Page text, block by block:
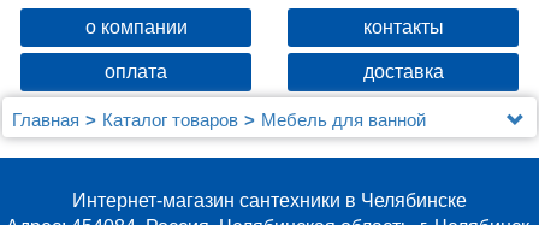
о компании контакты
оплата доставка
Главная Каталог товаров
Мебель для ванной
Jacob Delafon
Интернет-магазин сантехники в Челябинске